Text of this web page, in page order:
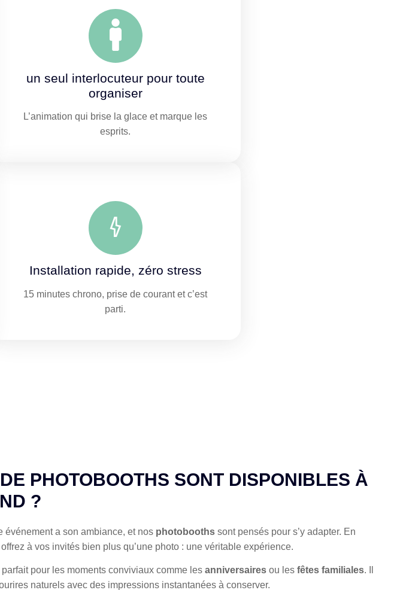
un seul interlocuteur pour toute
organiser
L’animation qui brise la glace et marque les
esprits.
Installation rapide, zéro stress
15 minutes chrono, prise de courant et c’est
parti.
PHOTOBOOTHS SONT DISPONIBLES À
?
événement a son ambiance, et nos photobooths sont pensés pour s’y adapter. En
à vos invités bien plus qu’une photo : une véritable expérience.
parfait pour les moments conviviaux comme les anniversaires ou les fêtes familiales. Il
naturels avec des impressions instantanées à conserver.